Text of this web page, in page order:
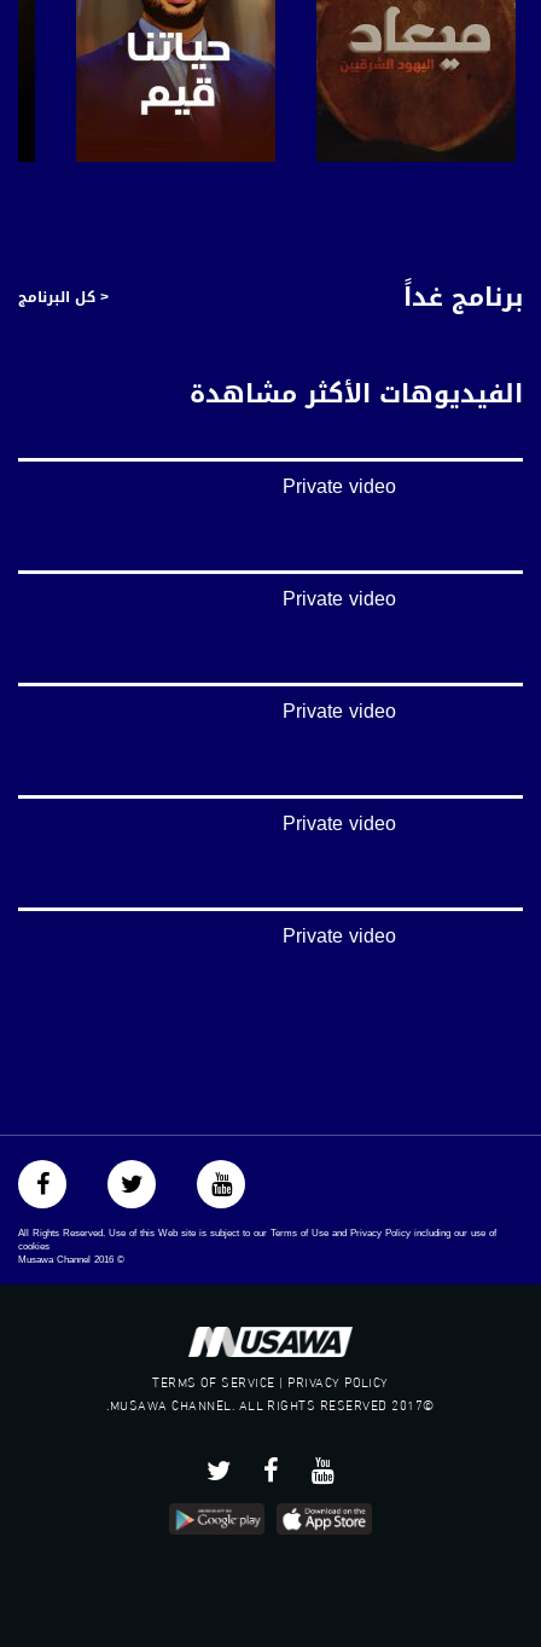
برنامج غداً < كل البرنامج
الفيديوهات الأكثر مشاهدة
Private video
Private video
Private video
Private video
Private video
All Rights Reserved. Use of this Web site is subject to our Terms of Use and Privacy Policy including our use of
cookies
©
2016
TERMS OF SERVICE | PRIVACY POLICY
©2017 MUSAWA CHANNEL. ALL RIGHTS RESERVED.